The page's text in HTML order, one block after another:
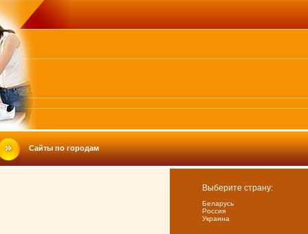
Сайты по городам
Выберите страну:
Беларусь
Россия
Украина